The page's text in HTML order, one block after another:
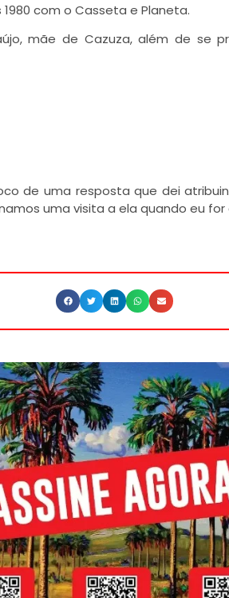
com o Casseta e Planeta.
mãe de Cazuza, além de se
de uma resposta que dei
uma visita a ela quando eu for